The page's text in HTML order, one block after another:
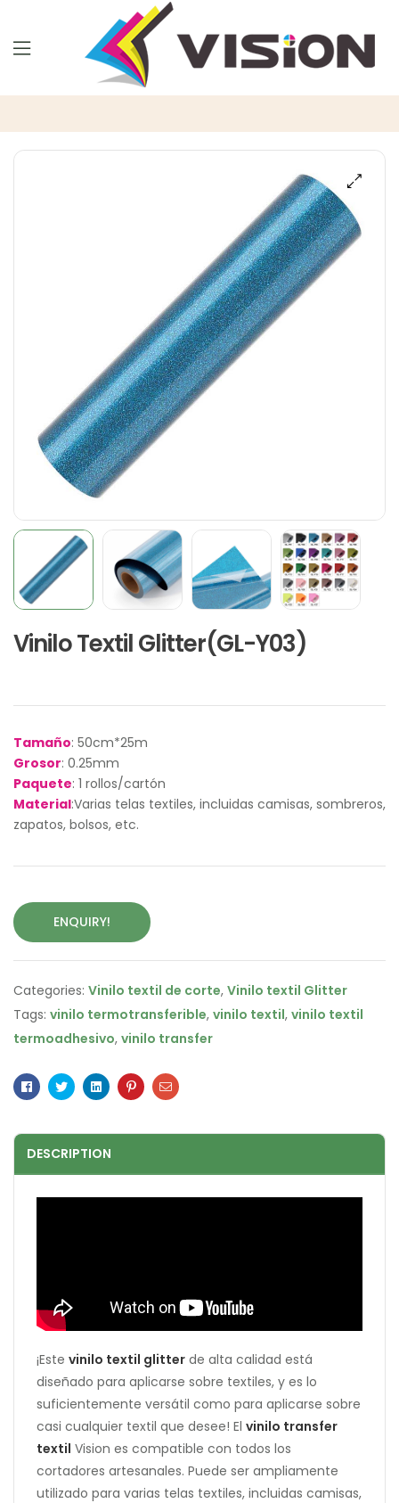
Vinilo Textil Glitter(GL-Y03)
Tamaño: 50cm*25m
Grosor: 0.25mm
Paquete: 1 rollos/cartón
Material:Varias telas textiles, incluidas camisas, sombreros,
zapatos, bolsos, etc.
ENQUIRY!
Categories: Vinilo textil de corte, Vinilo textil Glitter
Tags: vinilo termotransferible, vinilo textil, vinilo textil
termoadhesivo, vinilo transfer
Facebook
TwitterLinkedinPinterestEmail
DESCRIPTION
¡Este vinilo textil glitter de alta calidad está
diseñado para aplicarse sobre textiles, y es lo
suficientemente versátil como para aplicarse sobre
casi cualquier textil que desee! El vinilo transfer
textil Vision es compatible con todos los
cortadores artesanales. Puede ser ampliamente
utilizado para varias telas textiles, incluidas camisas,